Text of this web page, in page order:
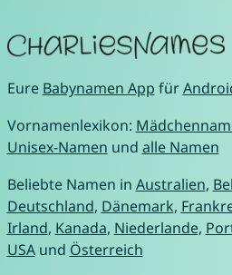
Eure Babynamen App für
Vornamenlexikon:
Unisex-Namen und alle Namen
Beliebte Namen in Australien,
Deutschland, Dänemark,
Irland, Kanada, Niederlande,
USAund Österreich